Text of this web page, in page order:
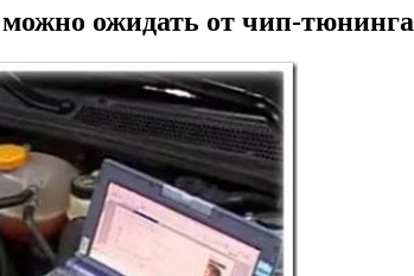
ожидать от чип-тюнинга